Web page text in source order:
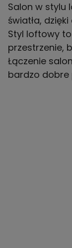
Salon w stylu
światła,
Styl loftowy
przestrzenie,
Łączenie
bardzo dobre